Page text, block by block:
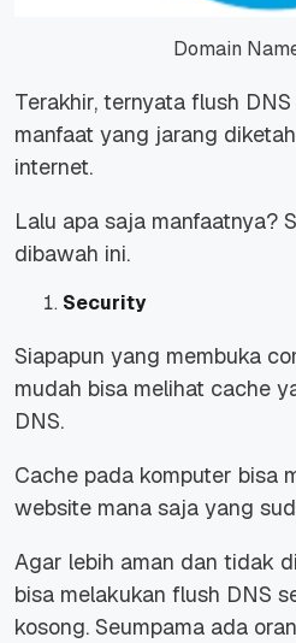
Domain
Terakhir, ternyata flush
manfaat yang jarang
internet.
Lalu apa saja manfaatnya?
dibawah ini.
Security
Siapapun yang membuka
mudah bisa melihat cache
DNS.
Cache pada komputer bisa
website mana saja yang
Agar lebih aman dan tidak
bisa melakukan flush DNS
kosong. Seumpama ada